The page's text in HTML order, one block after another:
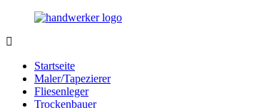
Zurück
Inhalt
Handwerker.de
Ihrer
Nähe
Startseite
Maler/Tapezierer
Fliesenleger
Trockenbauer